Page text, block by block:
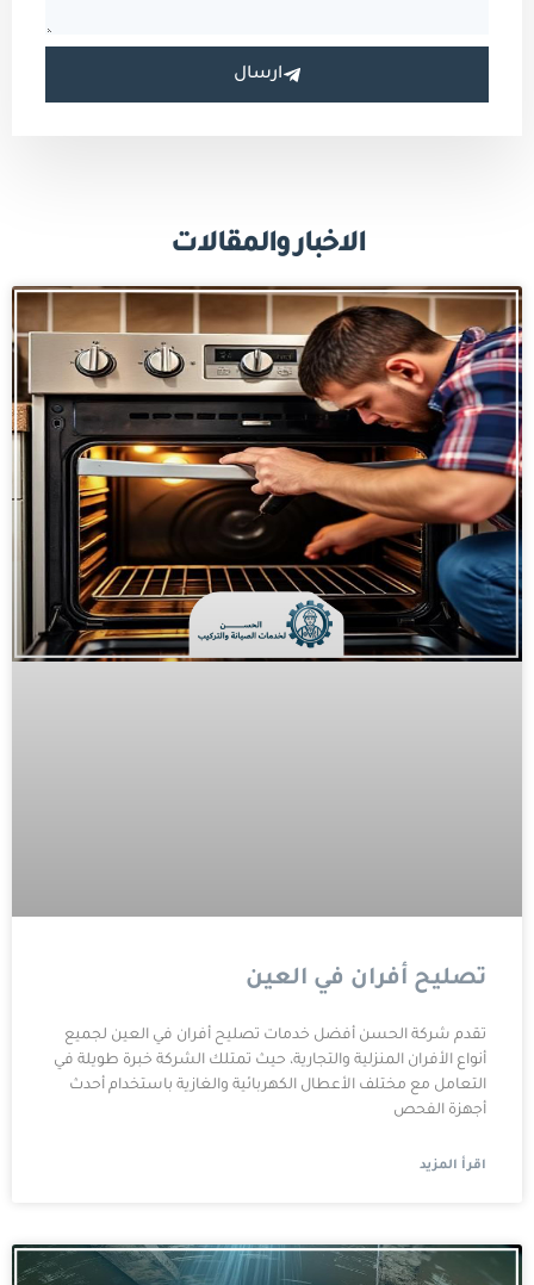
ارسال
الاخبار والمقالات
تصليح أفران في العين
تقدم شركة الحسن أفضل خدمات تصليح أفران في العين لجميع
أنواع الأفران المنزلية والتجارية، حيث تمتلك الشركة خبرة طويلة في
التعامل مع مختلف الأعطال الكهربائية والغازية باستخدام أحدث
أجهزة الفحص
اقرأ المزيد